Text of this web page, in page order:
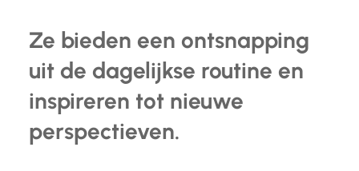
Ze bieden een ontsnapping
uit de dagelijkse routine en
inspireren tot nieuwe
perspectieven.